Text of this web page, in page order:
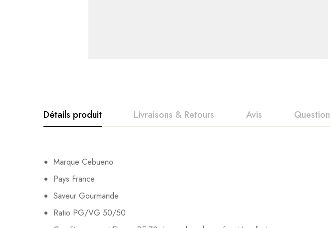
Détails produit Livraisons & Retours Avis
Marque Cebueno
Pays France
Saveur Gourmande
Ratio PG/VG 50/50